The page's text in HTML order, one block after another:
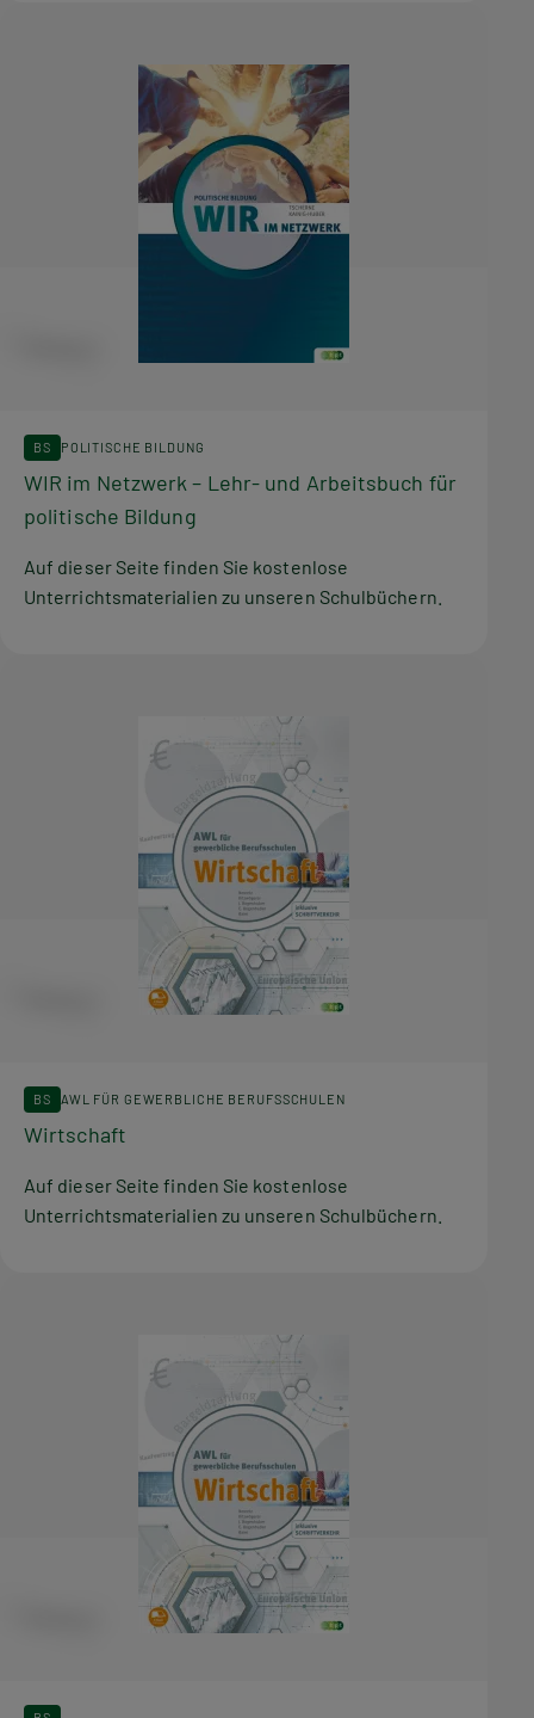
BS POLITISCHE BILDUNG
WIR im Netzwerk – Lehr- und Arbeitsbuch für
politische Bildung
Auf dieser Seite finden Sie kostenlose
Unterrichtsmaterialien zu unseren Schulbüchern.
BS AWL FÜR GEWERBLICHE BERUFSSCHULEN
Wirtschaft
Auf dieser Seite finden Sie kostenlose
Unterrichtsmaterialien zu unseren Schulbüchern.